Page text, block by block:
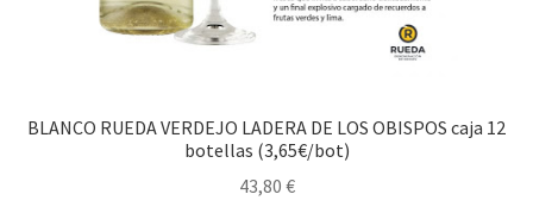
BLANCO RUEDA VERDEJO LADERA DE LOS OBISPOS caja 12
botellas (3,65€/bot)
43,80 €